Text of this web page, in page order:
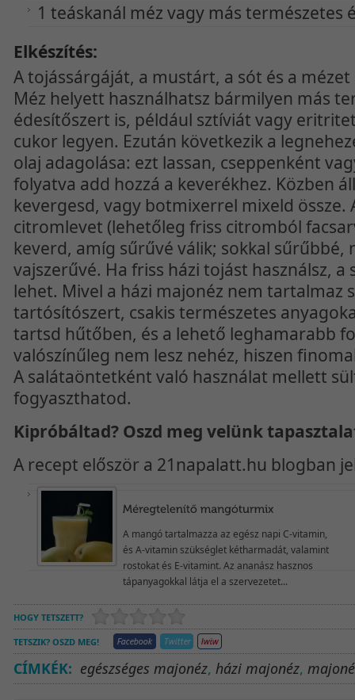
1 teáskanál méz vagy más természetes
Elkészítés:
A tojássárgáját, a mustárt, a sót és a
Méz helyett használhatsz bármilyen más
édesítőszert is, például sztíviát vagy
cukor legyen. Ezután következik a
olaj adagolása: ezt lassan, cseppenként
folyatva add hozzá a keverékhez. Közben
kevergesd, vagy botmixerrel mixeld össze.
citromlevet (lehetőleg friss citromból
keverd, amíg sűrűvé válik; sokkal sűrűbbé,
vajszerűvé. Ha friss házi tojást használsz, a
lehet. Mivel a házi majonéz nem tartalmaz
tartósítószert, csakis természetes
tartsd hűtőben, és a lehető leghamarabb
valószínűleg nem lesz nehéz, hiszen
A salátaöntetként való használat mellett
fogyaszthatod.
Kipróbáltad? Oszd meg velünk
A recept először a 21napalatt.hu blogban
A mangó tartalmazza az egész napi C-vitamin,
és A-vitamin szükséglet kétharmadát, valamint
rostokat és E-vitamint. Az ananász hasznos
tápanyagokkal látja el a szervezetet...
HOGY TETSZETT?
TETSZIK? OSZD MEG!
CÍMKÉK: egészséges majonéz, házi majonéz,